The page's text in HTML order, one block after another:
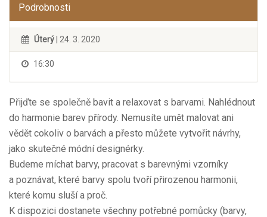
Podrobnosti
Úterý | 24. 3. 2020
16:30
Přijďte se společně bavit a relaxovat s barvami. Nahlédnout
do harmonie barev přírody. Nemusíte umět malovat ani
vědět cokoliv o barvách a přesto můžete vytvořit návrhy,
jako skutečné módní designérky.
Budeme míchat barvy, pracovat s barevnými vzorníky
a poznávat, které barvy spolu tvoří přirozenou harmonii,
které komu sluší a proč.
K dispozici dostanete všechny potřebné pomůcky (barvy,